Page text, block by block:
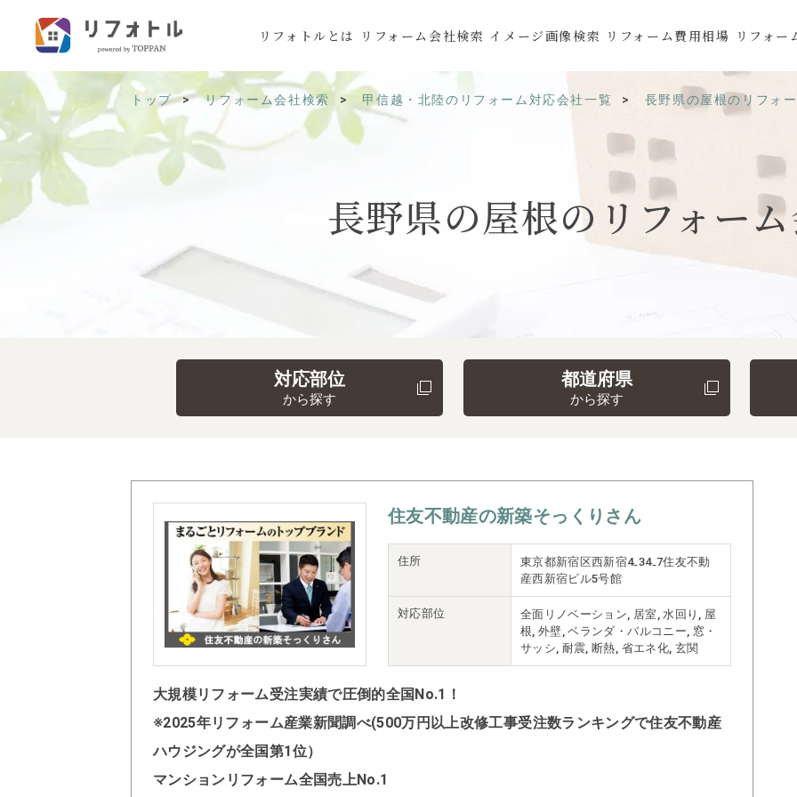
リフォトルとは リフォーム会社検索 イメージ画像検索 リフォーム費用相場 リフォー
トップ リフォーム会社検索 甲信越・北陸のリフォーム対応会社一覧 長野県の屋根のリフォ
長野県の屋根の リフォー
対応部位
から探す
都道府県
から探す
住友不動産の新築そっくりさん
住所
東京都新宿区西新宿4₋34₋7住友不動
産西新宿ビル5号館
対応部位
全面リノベーション, 居室, 水回り, 屋
根, 外壁, ベランダ・バルコニー, 窓・
サッシ, 耐震, 断熱, 省エネ化, 玄関
大規模リフォーム受注実績で圧倒的全国No.1！
※2025年リフォーム産業新聞調べ(500万円以上改修工事受注数ランキングで住友不動産
ハウジングが全国第1位）
マンションリフォーム全国売上No.1